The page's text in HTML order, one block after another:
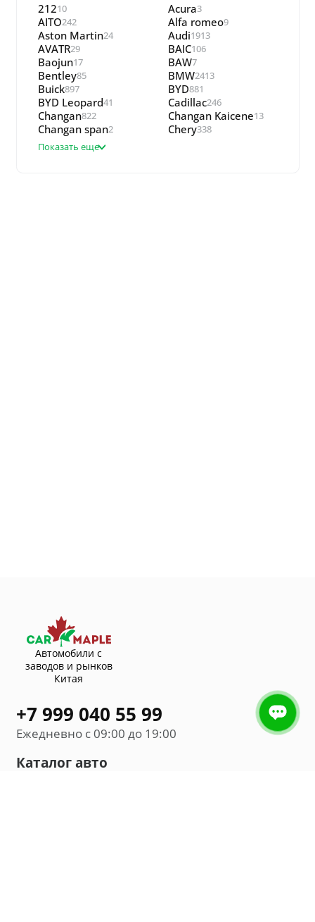
21210 Acura3
AITO242 Alfa romeo9
Aston Martin24 Audi1913
AVATR29 BAIC106
Baojun17 BAW7
Bentley85 BMW2413
Buick897 BYD881
BYD Leopard41 Cadillac246
Changan822 Changan Kaicene13
Changan span2 Chery338
Показать еще
Автомобили с
заводов и рынков
Китая
+7 999 040 55 99
Ежедневно с 09:00 до 19:00
Каталог авто